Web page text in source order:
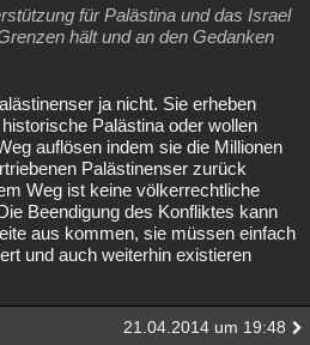
für Palästina und das Israel
hält und an den Gedanken
ja nicht. Sie erheben
Palästina oder wollen
auflösen indem sie die Millionen
Palästinenser zurück
Weg ist keine völkerrechtliche
Beendigung des Konfliktes kann
aus kommen, sie müssen einfach
und auch weiterhin existieren
21.04.2014 um 19:48